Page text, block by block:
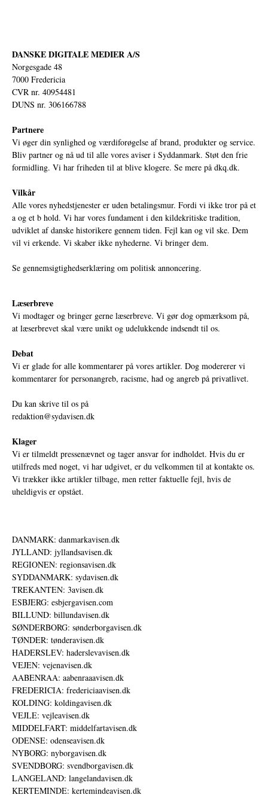
DANSKE DIGITALE MEDIER A/S
Norgesgade 48
7000 Fredericia
CVR nr. 40954481
DUNS nr. 306166788
Partnere
Vi øger din synlighed og værdiforøgelse af brand, produkter og service.
Bliv partner og nå ud til alle vores aviser i Syddanmark. Støt den frie
formidling. Vi har friheden til at blive klogere. Se mere på dkq.dk.
Vilkår
Alle vores nyhedstjenester er uden betalingsmur. Fordi vi ikke tror på et
a og et b hold. Vi har vores fundament i den kildekritiske tradition,
udviklet af danske historikere gennem tiden. Fejl kan og vil ske. Dem
vil vi erkende. Vi skaber ikke nyhederne. Vi bringer dem.
Se gennemsigtighedserklæring om politisk annoncering.
Læserbreve
Vi modtager og bringer gerne læserbreve. Vi gør dog opmærksom på,
at læserbrevet skal være unikt og udelukkende indsendt til os.
Debat
Vi er glade for alle kommentarer på vores artikler. Dog modererer vi
kommentarer for personangreb, racisme, had og angreb på privatlivet.
Du kan skrive til os på
redaktion@sydavisen.dk
Klager
Vi er tilmeldt pressenævnet og tager ansvar for indholdet. Hvis du er
utilfreds med noget, vi har udgivet, er du velkommen til at kontakte os.
Vi trækker ikke artikler tilbage, men retter faktuelle fejl, hvis de
uheldigvis er opstået.
DANMARK: danmarkavisen.dk
JYLLAND: jyllandsavisen.dk
REGIONEN: regionsavisen.dk
SYDDANMARK: sydavisen.dk
TREKANTEN: 3avisen.dk
ESBJERG: esbjergavisen.com
BILLUND: billundavisen.dk
SØNDERBORG: sønderborgavisen.dk
TØNDER: tønderavisen.dk
HADERSLEV: haderslevavisen.dk
VEJEN: vejenavisen.dk
AABENRAA: aabenraaavisen.dk
FREDERICIA: fredericiaavisen.dk
KOLDING: koldingavisen.dk
VEJLE: vejleavisen.dk
MIDDELFART: middelfartavisen.dk
ODENSE: odenseavisen.dk
NYBORG: nyborgavisen.dk
SVENDBORG: svendborgavisen.dk
LANGELAND: langelandavisen.dk
KERTEMINDE: kertemindeavisen.dk